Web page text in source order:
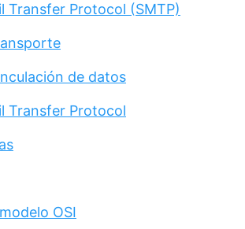
Transfer Protocol (SMTP)
de datos
Transfer Protocol
OSI